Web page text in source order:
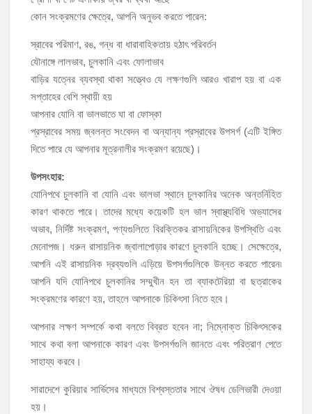
কোন সংক্রমণের ক্ষেত্রে, আপনি অনুভব করতে পারেন:
স্রাবের পরিমাণ, রঙ, গন্ধ বা ধারাবাহিকতায় হঠাৎ পরিবর্তন
যৌনাঙ্গে লালভাব, চুলকানি এবং ফোলাভাব
বাড়ির যত্নের ব্যবস্থা থাকা সত্ত্বেও যে লক্ষণগুলি আরও খারাপ হয় বা এক
সপ্তাহের বেশি স্থায়ী হয়
আপনার যোনি বা ভালভাতে ঘা বা ফোস্কা
প্রস্রাবের সময় জ্বলন্ত সংবেদন বা অন্যান্য প্রস্রাবের উপসর্গ (এটি ইঙ্গিত
দিতে পারে যে আপনার মূত্রনালীর সংক্রমণ রয়েছে)।
উপসংহার:
যোনিপথে চুলকানি বা যোনি এবং ভালভা স্থানে চুলকানির অনেক অন্তর্নিহিত
কারণ থাকতে পারে। তাদের মধ্যে কয়েকটি হল ভাল স্বাস্থ্যবিধি অভ্যাসের
অভাব, নির্দিষ্ট সংক্রমণ, পণ্যগুলিতে বিরক্তিকর রাসায়নিকের উপস্থিতি এবং
মেনোপজ। ধরুন রাসায়নিক জ্বালাপোড়ার কারণে চুলকানি হচ্ছে। সেক্ষেত্রে,
আপনি এই রাসায়নিক দ্রব্যগুলি এড়িয়ে উপসর্গগুলিকে উন্নত করতে পারেন৷
আপনি যদি যোনিপথে চুলকানির সম্মুখীন হন তা ব্যাকটেরিয়া বা ছত্রাকের
সংক্রমণের কারণে হয়, তাহলে আপনাকে চিকিৎসা নিতে হবে।
আপনার লক্ষণ সম্পর্কে কথা বলতে বিব্রত হবেন না; নিম্নোক্ত চিকিৎসকের
সাথে কথা বলা আপনাকে কারণ এবং উপসর্গগুলি জানতে এবং পরিত্রাণ পেতে
সাহায্য করবে।
সারাদেশে কুরিয়ার সার্ভিসের মাধ্যমে বিশ্বস্ততার সাথে ঔষধ ডেলিভারী দেওয়া
হয়।